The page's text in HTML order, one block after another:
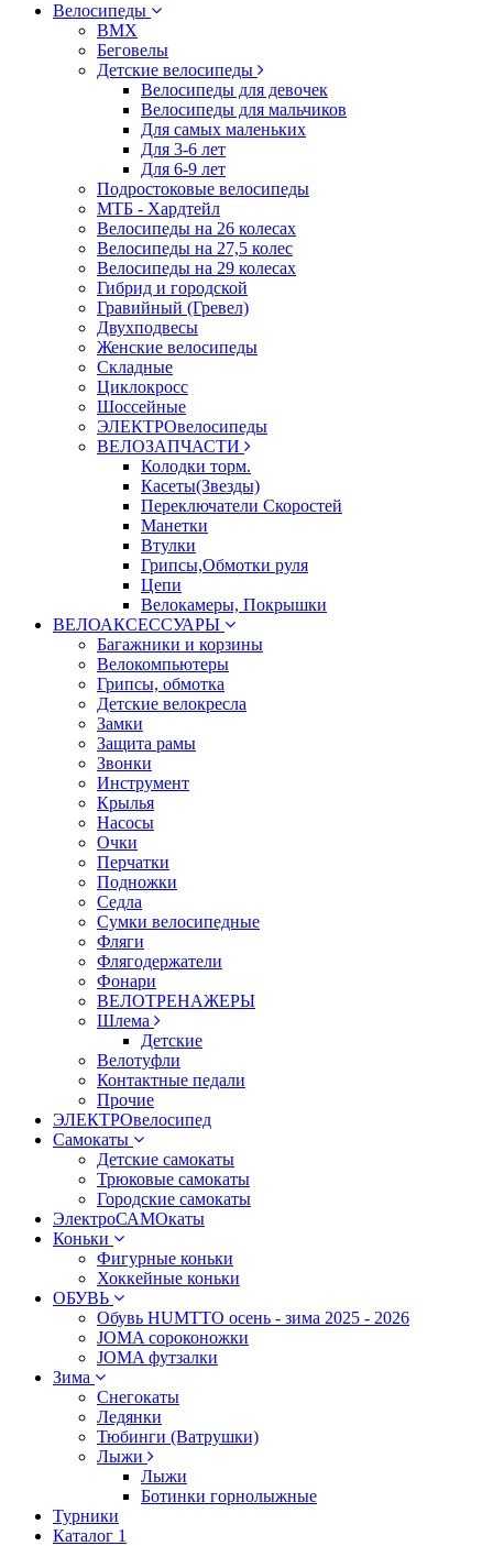
Велосипеды
BMX
Беговелы
Детские велосипеды
Велосипеды для девочек
Велосипеды для мальчиков
Для самых маленьких
Для 3-6 лет
Для 6-9 лет
Подростоковые велосипеды
МТБ - Хардтейл
Велосипеды на 26 колесах
Велосипеды на 27,5 колес
Велосипеды на 29 колесах
Гибрид и городской
Гравийный (Гревел)
Двухподвесы
Женские велосипеды
Складные
Циклокросс
Шоссейные
ЭЛЕКТРОвелосипеды
ВЕЛОЗАПЧАСТИ
Колодки торм.
Касеты(Звезды)
Переключатели Скоростей
Манетки
Втулки
Грипсы,Обмотки руля
Цепи
Велокамеры, Покрышки
ВЕЛОАКСЕССУАРЫ
Багажники и корзины
Велокомпьютеры
Грипсы, обмотка
Детские велокресла
Замки
Защита рамы
Звонки
Инструмент
Крылья
Насосы
Очки
Перчатки
Подножки
Седла
Сумки велосипедные
Фляги
Флягодержатели
Фонари
ВЕЛОТРЕНАЖЕРЫ
Шлема
Детские
Велотуфли
Контактные педали
Прочие
ЭЛЕКТРОвелосипед
Самокаты
Детские самокаты
Трюковые самокаты
Городские самокаты
ЭлектроСАМОкаты
Коньки
Фигурные коньки
Хоккейные коньки
ОБУВЬ
Обувь HUMTTO осень - зима 2025 - 2026
JOMA сороконожки
JOMA футзалки
Зима
Снегокаты
Ледянки
Тюбинги (Ватрушки)
Лыжи
Лыжи
Ботинки горнолыжные
Турники
Каталог 1